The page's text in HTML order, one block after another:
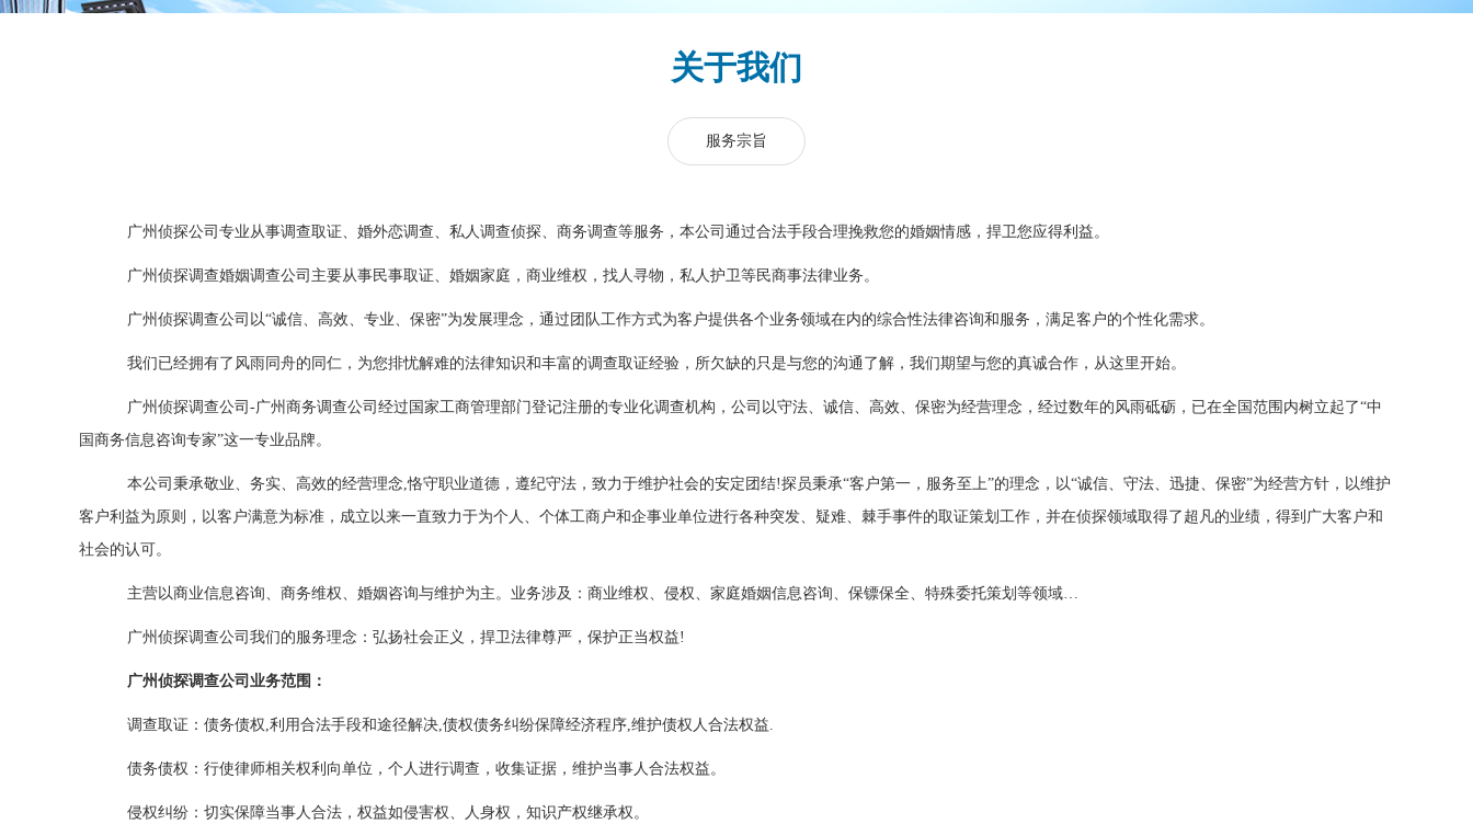
关于我们
服务宗旨
广州侦探公司专业从事调查取证、婚外恋调查、私人调查侦探、商务调查等服务，本公司通过合法手段合理挽救您的婚姻情感，捍卫您应得利益。
广州侦探调查婚姻调查公司主要从事民事取证、婚姻家庭，商业维权，找人寻物，私人护卫等民商事法律业务。
广州侦探调查公司以“诚信、高效、专业、保密”为发展理念，通过团队工作方式为客户提供各个业务领域在内的综合性法律咨询和服务，满足客户的个性化需求。
我们已经拥有了风雨同舟的同仁，为您排忧解难的法律知识和丰富的调查取证经验，所欠缺的只是与您的沟通了解，我们期望与您的真诚合作，从这里开始。
广州侦探调查公司-广州商务调查公司经过国家工商管理部门登记注册的专业化调查机构，公司以守法、诚信、高效、保密为经营理念，经过数年的风雨砥砺，已在全国范围内树立起了“中
国商务信息咨询专家”这一专业品牌。
本公司秉承敬业、务实、高效的经营理念,恪守职业道德，遵纪守法，致力于维护社会的安定团结!探员秉承“客户第一，服务至上”的理念，以“诚信、守法、迅捷、保密”为经营方针，以维护
客户利益为原则，以客户满意为标准，成立以来一直致力于为个人、个体工商户和企事业单位进行各种突发、疑难、棘手事件的取证策划工作，并在侦探领域取得了超凡的业绩，得到广大客户和
社会的认可。
主营以商业信息咨询、商务维权、婚姻咨询与维护为主。业务涉及：商业维权、侵权、家庭婚姻信息咨询、保镖保全、特殊委托策划等领域…
广州侦探调查公司我们的服务理念：弘扬社会正义，捍卫法律尊严，保护正当权益!
广州侦探调查公司业务范围：
调查取证：债务债权,利用合法手段和途径解决,债权债务纠纷保障经济程序,维护债权人合法权益.
债务债权：行使律师相关权利向单位，个人进行调查，收集证据，维护当事人合法权益。
侵权纠纷：切实保障当事人合法，权益如侵害权、人身权，知识产权继承权。